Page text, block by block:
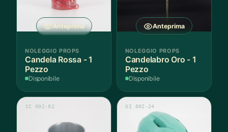
Anteprima
NOLEGGIO PROPS
Candela Rossa - 1
Pezzo
Disponibile
Anteprima
NOLEGGIO PROPS
Candelabro Oro - 1
Pezzo
Disponibile
CC 002-02 GI 002-24